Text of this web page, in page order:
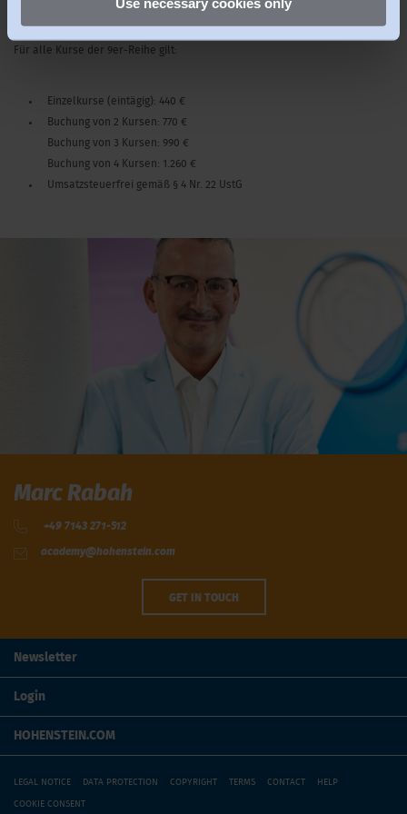
Gebühren:
Für alle Kurse der 9er-Reihe gilt:
Einzelkurse (eintägig): 440 €
Buchung von 2 Kursen: 770 €
Buchung von 3 Kursen: 990 €
Buchung von 4 Kursen: 1.260 €
Umsatzsteuerfrei gemäß § 4 Nr. 22 UstG
Marc Rabah
+49 7143 271-512
academy@hohenstein.com
GET IN TOUCH
Newsletter
Login
HOHENSTEIN.COM
LEGAL NOTICE DATA PROTECTION COPYRIGHT TERMS CONTACT HELP
COOKIE CONSENT